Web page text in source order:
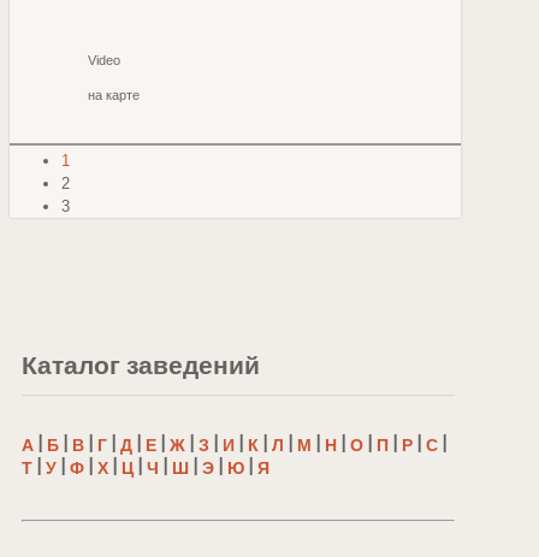
Video
на карте
1
2
3
Каталог заведений
А Б В Г Д Е Ж З И К Л М Н О П Р С
Т
У Ф Х Ц Ч Ш Э Ю Я